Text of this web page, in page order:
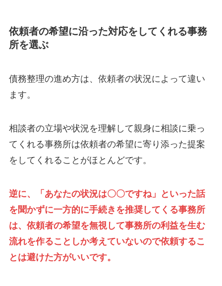
依頼者の希望に沿った対応をしてくれる事務
所を選ぶ
債務整理の進め方は、依頼者の状況によって違い
ます。
相談者の立場や状況を理解して親身に相談に乗っ
てくれる事務所は依頼者の希望に寄り添った提案
をしてくれることがほとんどです。
逆に、「あなたの状況は〇〇ですね」といった話
を聞かずに一方的に手続きを推奨してくる事務所
は、依頼者の希望を無視して事務所の利益を生む
流れを作ることしか考えていないので依頼するこ
とは避けた方がいいです。